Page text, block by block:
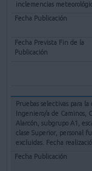
inclemencias
Pruebas selectivas para
Ingeniero/a de Caminos,
Alarcón, subgrupo A1,
clase Superior, personal
excluidas. Fecha